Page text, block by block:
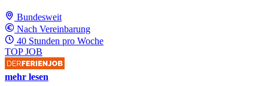
Bundesweit
Nach Vereinbarung
40 Stunden pro Woche
TOP JOB
mehr lesen